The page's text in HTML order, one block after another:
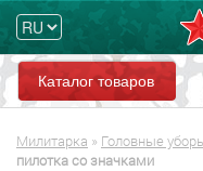
Каталог товаров
Милитарка » Головные
пилотка со значками